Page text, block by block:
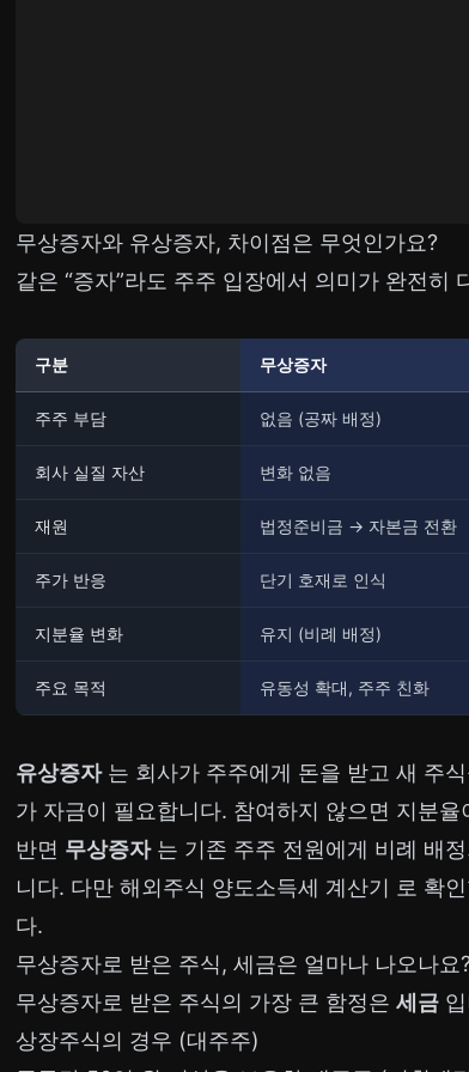
무상증자와 유상증자, 차이점은 무엇인가요?
같은 “증자”라도 주주 입장에서 의미가 완전히
구분 무상증자
주주 부담 없음 (공짜 배정)
회사 실질 자산 변화 없음
재원 법정준비금 → 자본금 전환
주가 반응 단기 호재로 인식
지분율 변화 유지 (비례 배정)
주요 목적 유동성 확대, 주주 친화
유상증자는 회사가 주주에게 돈을 받고 새 주
가 자금이 필요합니다. 참여하지 않으면 지분율
반면 무상증자는 기존 주주 전원에게 비례 배
니다. 다만 해외주식 양도소득세 계산기 로 확
다.
무상증자로 받은 주식, 세금은 얼마나 나오나요
무상증자로 받은 주식의 가장 큰 함정은 세금
상장주식의 경우 (대주주)